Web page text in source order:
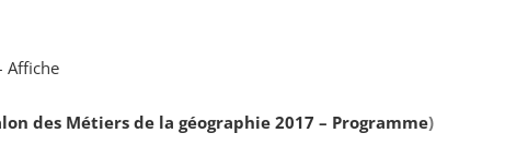
Affiche
des Métiers de la géographie 2017 – Programme)